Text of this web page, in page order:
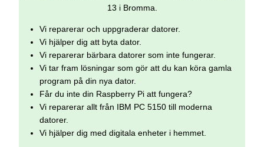
13 i Bromma.
Vi reparerar och uppgraderar datorer.
Vi hjälper dig att byta dator.
Vi reparerar bärbara datorer som inte fungerar.
Vi tar fram lösningar som gör att du kan köra gamla
program på din nya dator.
Får du inte din Raspberry Pi att fungera?
Vi reparerar allt från IBM PC 5150 till moderna
datorer.
Vi hjälper dig med digitala enheter i hemmet.